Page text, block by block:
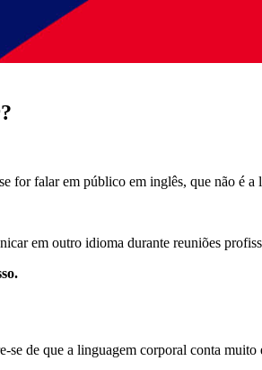
for falar em público em inglês, que não é
em outro idioma durante reuniões
de que a linguagem corporal conta muito